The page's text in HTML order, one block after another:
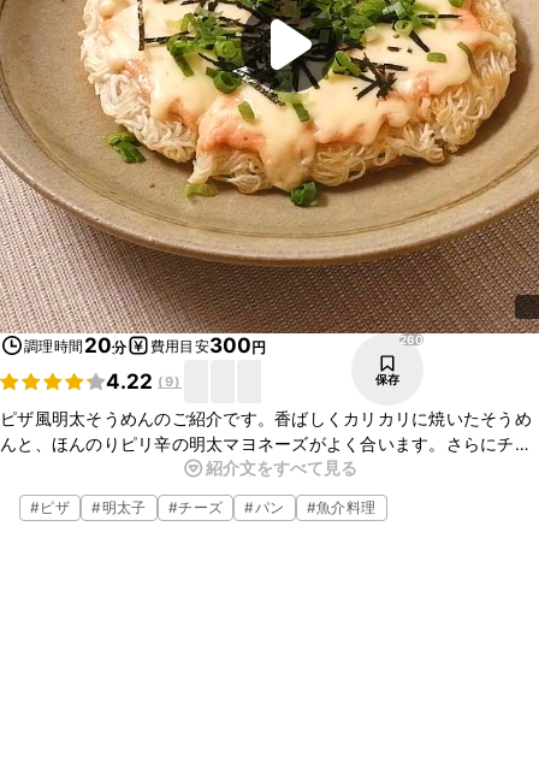
調理時間 20分 費用目安300円
4.22 (9)
260
保存
ピザ風明太そうめんのご紹介です。香ばしくカリカリに焼いたそうめ
んと、ほんのりピリ辛の明太マヨネーズがよく合います。さらにチー
ズのコクが加わっておいしい一品です。おやつとしても、お酒のおつ
まみにもぴったりですよ。
紹介文をすべて見る
#ピザ #明太子 #チーズ #パン #魚介料理